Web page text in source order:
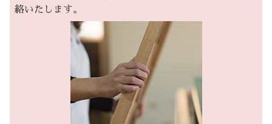
絡いたします。